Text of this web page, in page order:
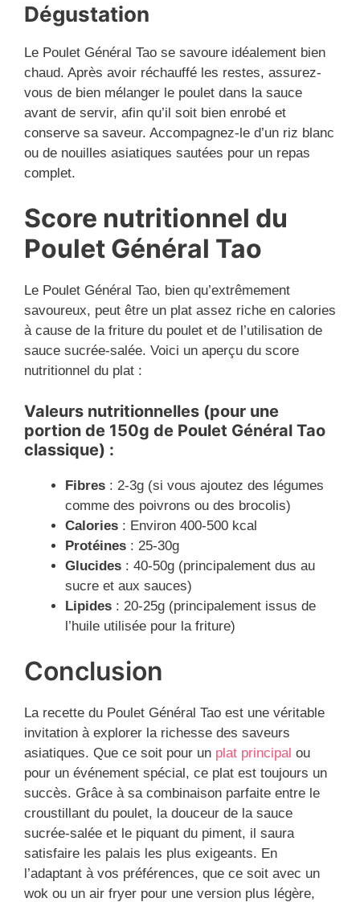
Dégustation
Le Poulet Général Tao se savoure idéalement bien
chaud. Après avoir réchauffé les restes, assurez-
vous de bien mélanger le poulet dans la sauce
avant de servir, afin qu’il soit bien enrobé et
conserve sa saveur. Accompagnez-le d’un riz blanc
ou de nouilles asiatiques sautées pour un repas
complet.
Score nutritionnel du
Poulet Général Tao
Le Poulet Général Tao, bien qu’extrêmement
savoureux, peut être un plat assez riche en calories
à cause de la friture du poulet et de l’utilisation de
sauce sucrée-salée. Voici un aperçu du score
nutritionnel du plat :
Valeurs nutritionnelles (pour une
portion de 150g de Poulet Général Tao
classique) :
Fibres : 2-3g (si vous ajoutez des légumes
comme des poivrons ou des brocolis)
Calories : Environ 400-500 kcal
Protéines : 25-30g
Glucides : 40-50g (principalement dus au
sucre et aux sauces)
Lipides : 20-25g (principalement issus de
l’huile utilisée pour la friture)
Conclusion
La recette du Poulet Général Tao est une véritable
invitation à explorer la richesse des saveurs
asiatiques. Que ce soit pour un plat principal ou
pour un événement spécial, ce plat est toujours un
succès. Grâce à sa combinaison parfaite entre le
croustillant du poulet, la douceur de la sauce
sucrée-salée et le piquant du piment, il saura
satisfaire les palais les plus exigeants. En
l’adaptant à vos préférences, que ce soit avec un
wok ou un air fryer pour une version plus légère,